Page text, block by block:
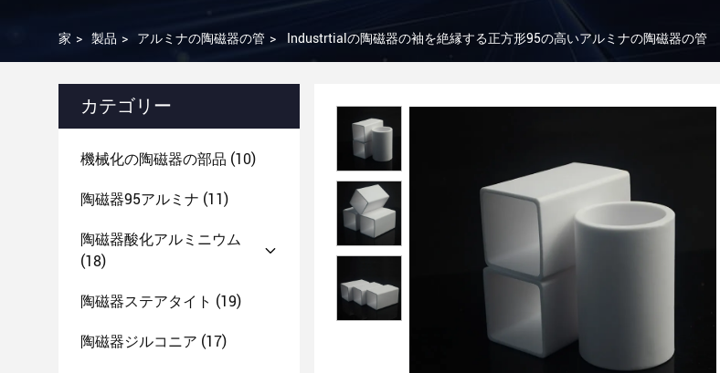
家 > 製品 > アルミナの陶磁器の管 > Industrtialの陶磁器の袖を絶縁する正方形95の高いアルミナの陶磁器の管
カテゴリー
機械化の陶磁器の部品 (10)
陶磁器95アルミナ (11)
陶磁器酸化アルミニウム
(18)
陶磁器ステアタイト (19)
陶磁器ジルコニア (17)